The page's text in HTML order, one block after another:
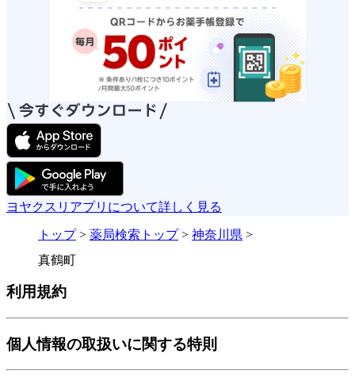
ヨヤクスリアプリについて詳しく見る
トップ > 薬局検索トップ > 神奈川県 >
真鶴町
利用規約
個人情報の取扱いに関する特則